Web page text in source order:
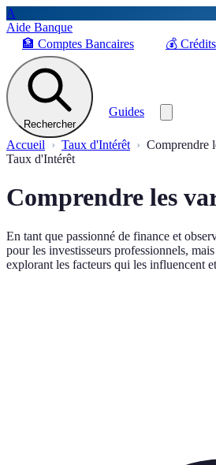
A
Aide Banque
🏦 Comptes Bancaires 💰
Rechercher
Guides
Accueil Taux d'Intérêt
Comprendre
Taux d'Intérêt
Comprendre les
En tant que passionné de finance et
pour les investisseurs professionnels,
explorant les facteurs qui les influencent